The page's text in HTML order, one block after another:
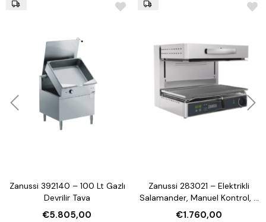
Zanussi 392140 – 100 Lt Gazlı
Devrilir Tava
€5.805,00
Zanussi 283021 – Elektrikli
Salamander, Manuel Kontrol, 3
Tarafı Açık, 600 mm
€1.760,00